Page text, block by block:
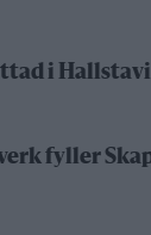
i
fyller